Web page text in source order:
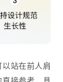
站在前人肩